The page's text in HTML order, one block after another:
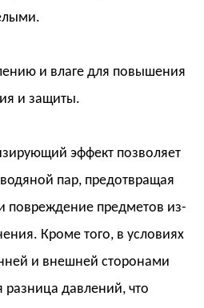
и влаге для повышения
и защиты.
эффект позволяет
пар, предотвращая
повреждение предметов из-
Кроме того, в условиях
и внешней сторонами
разница давлений, что